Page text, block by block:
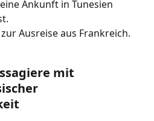
Ankunft in Tunesien
Ausreise aus Frankreich.
mit